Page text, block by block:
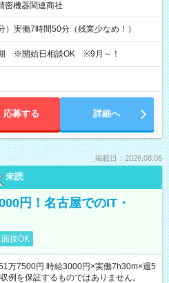
密機器関連商社
実働7時間50分（残業少なめ！）
※開始日相談OK ※9月～！
応募する 詳細へ
掲載日：2026.08.06
未読
円！名古屋でのIT・
接OK
万7500円 時給3000円×実働7h30m×週5
を保証するものではありません。